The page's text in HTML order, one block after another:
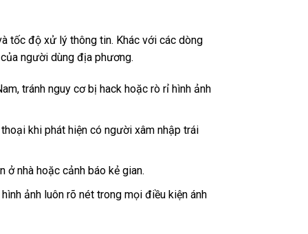
tốc độ xử lý thông tin. Khác với các dòng
người dùng địa phương.
tránh nguy cơ bị hack hoặc rò rỉ hình ảnh
khi phát hiện có người xâm nhập trái
nhà hoặc cảnh báo kẻ gian.
ảnh luôn rõ nét trong mọi điều kiện ánh